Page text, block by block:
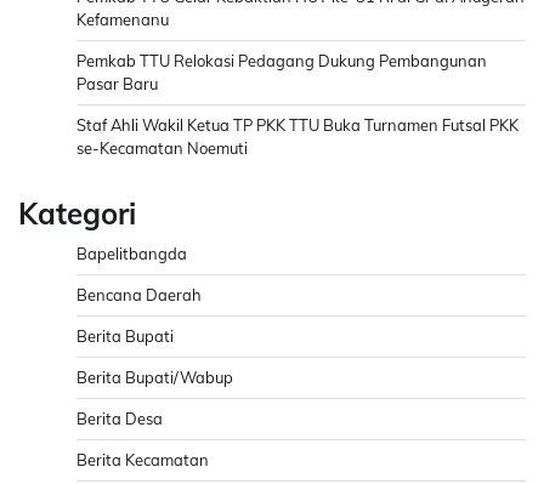
Kefamenanu
Pemkab TTU Relokasi Pedagang Dukung Pembangunan
Pasar Baru
Staf Ahli Wakil Ketua TP PKK TTU Buka Turnamen Futsal PKK
se-Kecamatan Noemuti
Kategori
Bapelitbangda
Bencana Daerah
Berita Bupati
Berita Bupati/Wabup
Berita Desa
Berita Kecamatan